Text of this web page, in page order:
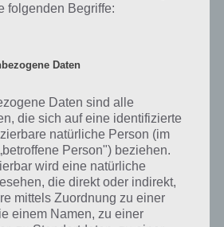
DIE
SCHNEEBÄLLE
"Die Schlacht im Schnee"
Winter 2018 Event mit
an die Eventwährung Schneebälle
sind nämlich…
folgenden Begriffe:
Daten
Daten sind alle
die sich auf eine identifizierte
natürliche Person (im
Person") beziehen.
wird eine natürliche
die direkt oder indirekt,
mittels Zuordnung zu einer
einem Namen, zu einer